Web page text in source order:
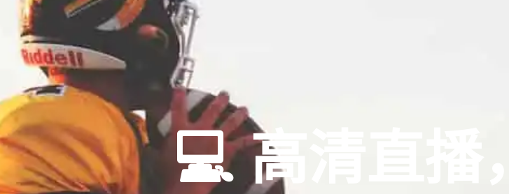
💻 高清直播，